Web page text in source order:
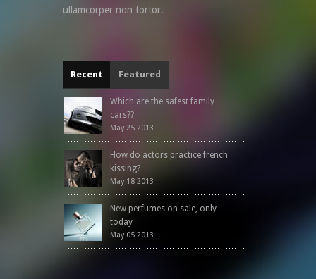
ullamcorper non tortor.
Recent Featured
Which are the safest family
cars??
May 25 2013
How do actors practice french
kissing?
May 18 2013
New perfumes on sale, only
today
May 05 2013